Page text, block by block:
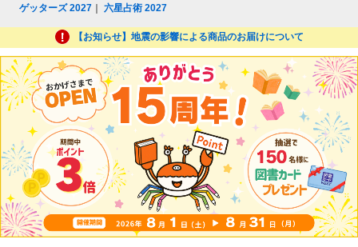
ゲッターズ 2027 ｜六星占術 2027
【お知らせ】地震の影響による商品のお届けについて